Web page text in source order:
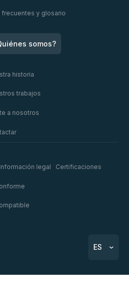
frecuentes y glosario
somos?
historia
trabajos
a nosotros
Información legal Certificaciones
ES